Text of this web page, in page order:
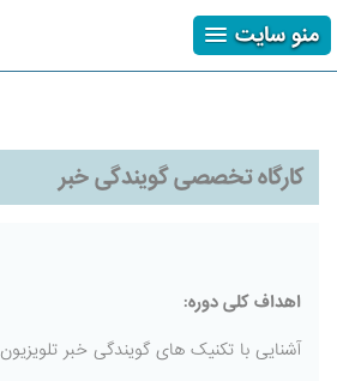
منو سایت
کارگاه تخصصی گویندگی خبر
اهداف کلی دوره:
آشنایی با تکنیک های گویندگی خبر تلویزیون